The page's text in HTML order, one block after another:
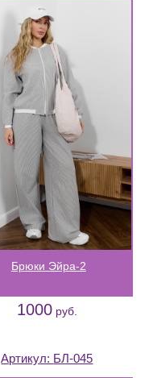
Брюки Эйра-2
1000руб.
Артикул: БЛ-045